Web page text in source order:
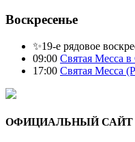
Воскресенье
✨19-е рядовое
09:00 Святая Месса
17:00 Святая Месса
ОФИЦИАЛЬНЫЙ САЙТ